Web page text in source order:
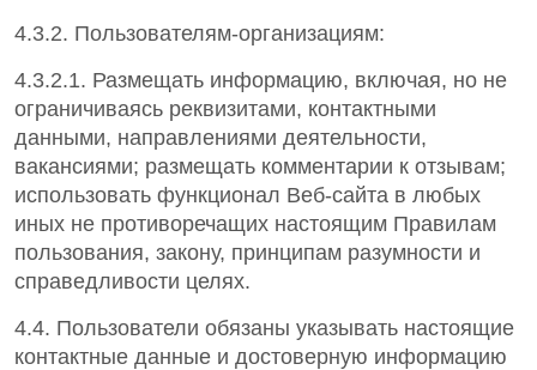
4.3.2. Пользователям-организациям:
4.3.2.1. Размещать информацию, включая, но не
ограничиваясь реквизитами, контактными
данными, направлениями деятельности,
вакансиями; размещать комментарии к отзывам;
использовать функционал Веб-сайта в любых
иных не противоречащих настоящим Правилам
пользования, закону, принципам разумности и
справедливости целях.
4.4. Пользователи обязаны указывать настоящие
контактные данные и достоверную информацию